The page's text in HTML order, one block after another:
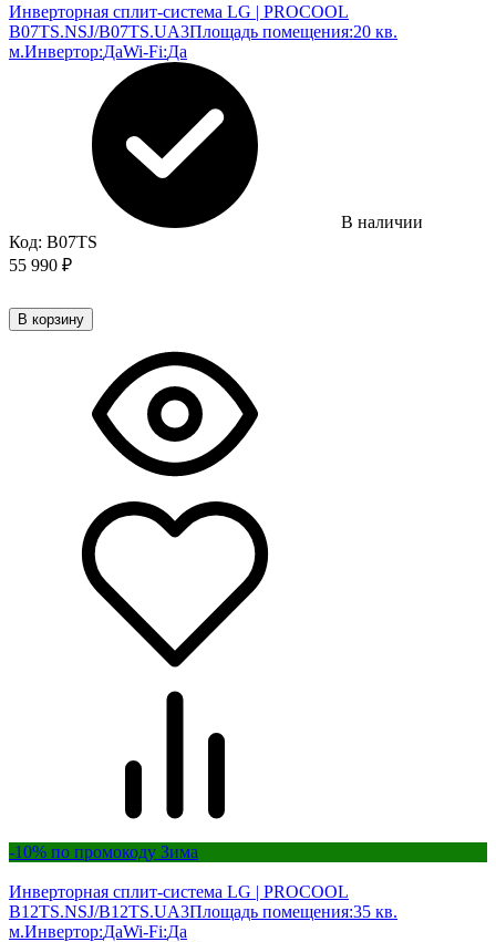
Инверторная сплит-система LG | PROCOOL
B07TS.NSJ/B07TS.UA3Площадь помещения:20 кв.
м.Инвертор:ДаWi-Fi:Да
В наличии
Код: B07TS
55 990 ₽
В корзину
-10% по промокоду Зима
Инверторная сплит-система LG | PROCOOL
B12TS.NSJ/B12TS.UA3Площадь помещения:35 кв.
м.Инвертор:ДаWi-Fi:Да